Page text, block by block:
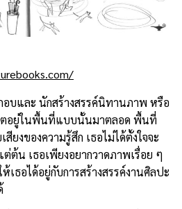
บและ นักสร้างสรรค์นิทานภาพ หรือ
ตอยู่ในพื้นที่แบบนั้นมาตลอด พื้นที่
ยงของความรู้สึก เธอไม่ได้ตั้งใจจะ
ต้น เธอเพียงอยากวาดภาพเรื่อย ๆ
ธอได้อยู่กับการสร้างสรรค์งานศิลปะ